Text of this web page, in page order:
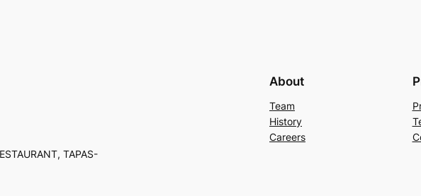
TAPAS-
About
Team
History
Careers